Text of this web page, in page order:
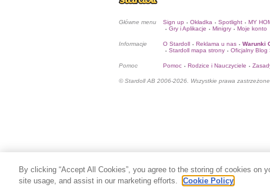
Główne menu Sign up • Okładka • Spotlight • MY
• Gry i Aplikacje • Minigry • Moje konto
Informacje O Stardoll • Reklama u nas • Warunki
• Stardoll mapa strony • Oficjalny Blog
Pomoc Pomoc • Rodzice i Nauczyciele •
© Stardoll AB 2006-2026. Wszystkie prawa zastrzeżone.
By clicking “Accept All Cookies”, you agree to the storing of cookies on
site usage, and assist in our marketing efforts.
Cookie Policy